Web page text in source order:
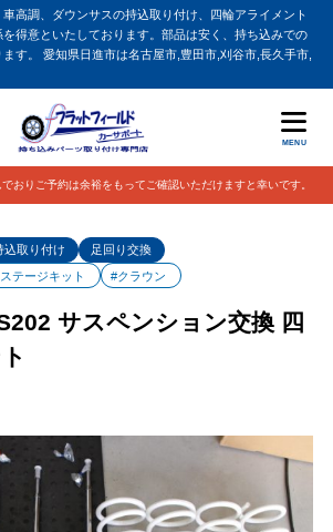
高調、ダウンサスの持込取り付け、四輪アライメント
得意といたしております。部品は安く、持ち込みでの
す。 愛知県日進市は名古屋市,豊田市,刈谷市,長久手市,
MENU
おりご予約は余裕をもってご確認いただけますと幸いです。
込取り付け
足回り交換
テージキット #クラウン
サスペンション交換 四